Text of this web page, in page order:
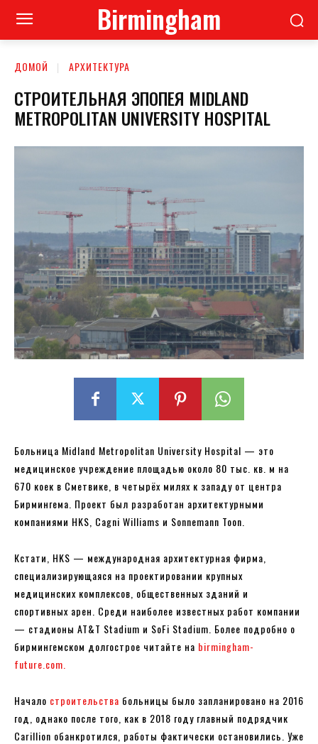
Birmingham
ДОМОЙ АРХИТЕКТУРА
СТРОИТЕЛЬНАЯ ЭПОПЕЯ MIDLAND
METROPOLITAN UNIVERSITY HOSPITAL
Больница Midland Metropolitan University Hospital — это
медицинское учреждение площадью около 80 тыс. кв. м на
670 коек в Сметвике, в четырёх милях к западу от центра
Бирмингема. Проект был разработан архитектурными
компаниями HKS, Cagni Williams и Sonnemann Toon.
Кстати, HKS — международная архитектурная фирма,
специализирующаяся на проектировании крупных
медицинских комплексов, общественных зданий и
спортивных арен. Среди наиболее известных работ компании
— стадионы AT&T Stadium и SoFi Stadium. Более подробно о
бирмингемском долгострое читайте на birmingham-
future.com.
Начало строительства больницы было запланировано на 2016
год, однако после того, как в 2018 году главный подрядчик
Carillion обанкротился, работы фактически остановились. Уже